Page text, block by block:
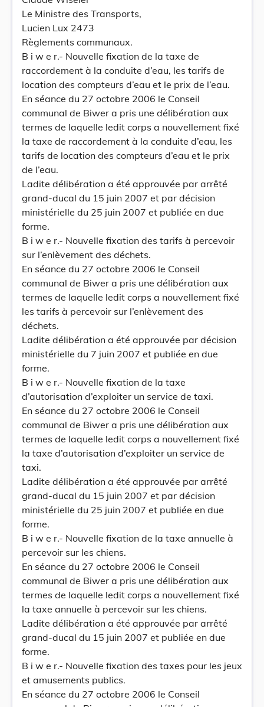
Le Ministre des Transports,
Lucien Lux 2473
Règlements communaux.
B i w e r.- Nouvelle fixation de la taxe de
raccordement à la conduite d’eau, les tarifs de
location des compteurs d’eau et le prix de l’eau.
En séance du 27 octobre 2006 le Conseil
communal de Biwer a pris une délibération aux
termes de laquelle ledit corps a nouvellement fixé
la taxe de raccordement à la conduite d’eau, les
tarifs de location des compteurs d’eau et le prix
de l’eau.
Ladite délibération a été approuvée par arrêté
grand-ducal du 15 juin 2007 et par décision
ministérielle du 25 juin 2007 et publiée en due
forme.
B i w e r.- Nouvelle fixation des tarifs à percevoir
sur l’enlèvement des déchets.
En séance du 27 octobre 2006 le Conseil
communal de Biwer a pris une délibération aux
termes de laquelle ledit corps a nouvellement fixé
les tarifs à percevoir sur l’enlèvement des
déchets.
Ladite délibération a été approuvée par décision
ministérielle du 7 juin 2007 et publiée en due
forme.
B i w e r.- Nouvelle fixation de la taxe
d’autorisation d’exploiter un service de taxi.
En séance du 27 octobre 2006 le Conseil
communal de Biwer a pris une délibération aux
termes de laquelle ledit corps a nouvellement fixé
la taxe d’autorisation d’exploiter un service de
taxi.
Ladite délibération a été approuvée par arrêté
grand-ducal du 15 juin 2007 et par décision
ministérielle du 25 juin 2007 et publiée en due
forme.
B i w e r.- Nouvelle fixation de la taxe annuelle à
percevoir sur les chiens.
En séance du 27 octobre 2006 le Conseil
communal de Biwer a pris une délibération aux
termes de laquelle ledit corps a nouvellement fixé
la taxe annuelle à percevoir sur les chiens.
Ladite délibération a été approuvée par arrêté
grand-ducal du 15 juin 2007 et publiée en due
forme.
B i w e r.- Nouvelle fixation des taxes pour les jeux
et amusements publics.
En séance du 27 octobre 2006 le Conseil